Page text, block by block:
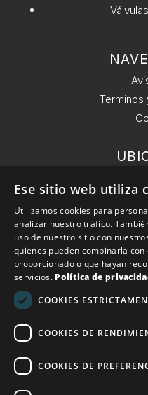
Terminos
de
Ese sitio web utiliza
Utilizamos cookies para
analizar nuestro tráfico.
uso de nuestro sitio con
quienes pueden combinarla
proporcionado o que hayan
servicios. Política de
COOKIES
COOKIES DE
COOKIES DE